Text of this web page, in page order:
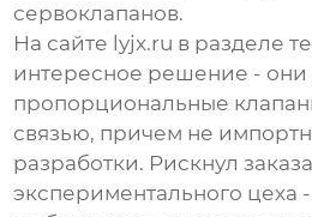
сервоклапанов.
На сайте lyjx.ru в разделе
интересное решение - они
пропорциональные
связью, причем не
разработки. Рискнул
экспериментального цеха